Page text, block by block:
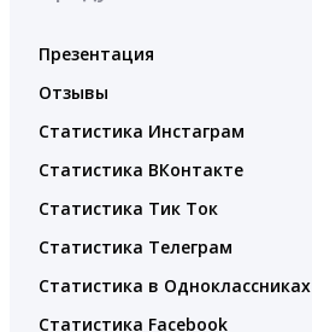
Презентация
Отзывы
Статистика Инстаграм
Статистика ВКонтакте
Статистика Тик Ток
Статистика Телеграм
Статистика в Одноклассниках
Статистика Facebook